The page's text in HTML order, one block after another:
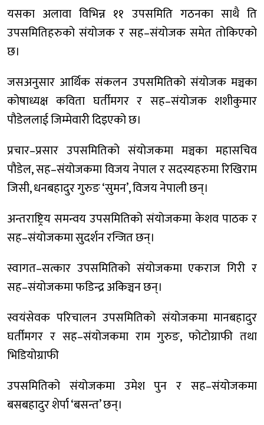
यसका अलावा विभिन्न ११ उपसमिति गठनका साथै ति
उपसमितिहरुको संयोजक र सह–संयोजक समेत तोकिएको
छ।
जसअनुसार आर्थिक संकलन उपसमितिको संयोजक मञ्चका
कोषाध्यक्ष कविता घर्तीमगर र सह–संयोजक शशीकुमार
पौडेललाई जिम्मेवारी दिइएको छ।
प्रचार–प्रसार उपसमितिको संयोजकमा मञ्चका महासचिव
पौडेल, सह–संयोजकमा विजय नेपाल र सदस्यहरुमा रिखिराम
जिसी, धनबहादुर गुरुङ ‘सुमन’, विजय नेपाली छन्।
अन्तराष्ट्रिय समन्वय उपसमितिको संयोजकमा केशव पाठक र
सह–संयोजकमा सुदर्शन रन्जित छन्।
स्वागत–सत्कार उपसमितिको संयोजकमा एकराज गिरी र
सह–संयोजकमा फडिन्द्र अकिञ्चन छन्।
स्वयंसेवक परिचालन उपसमितिको संयोजकमा मानबहादुर
घर्तीमगर र सह–संयोजकमा राम गुरुङ, फोटोग्राफी तथा
भिडियोग्राफी
उपसमितिको संयोजकमा उमेश पुन र सह–संयोजकमा
बसबहादुर शेर्पा ‘बसन्त’ छन्।